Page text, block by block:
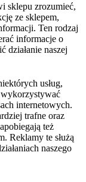
sklepu zrozumieć,
ze sklepem,
Ten rodzaj
informacje o
działanie naszej
usług,
internetowych.
trafne oraz
też
Reklamy te służą
naszego